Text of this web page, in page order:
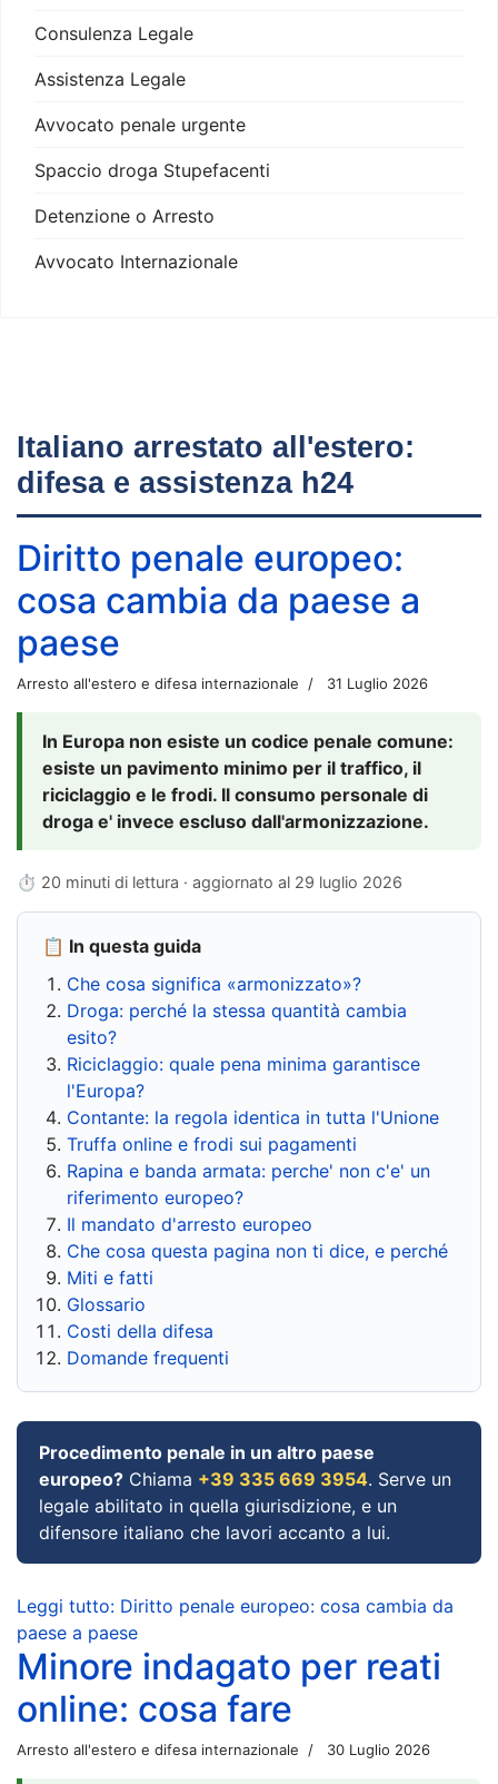
Consulenza Legale
Assistenza Legale
Avvocato penale urgente
Spaccio droga Stupefacenti
Detenzione o Arresto
Avvocato Internazionale
Italiano arrestato all'estero:
difesa e assistenza h24
Diritto penale europeo:
cosa cambia da paese a
paese
Arresto all'estero e difesa internazionale 31 Luglio 2026
In Europa non esiste un codice penale comune:
esiste un pavimento minimo per il traffico, il
riciclaggio e le frodi. Il consumo personale di
droga e' invece escluso dall'armonizzazione.
⏱ 20 minuti di lettura · aggiornato al 29 luglio 2026
📋 In questa guida
Che cosa significa «armonizzato»?
Droga: perché la stessa quantità cambia
esito?
Riciclaggio: quale pena minima garantisce
l'Europa?
Contante: la regola identica in tutta l'Unione
Truffa online e frodi sui pagamenti
Rapina e banda armata: perche' non c'e' un
riferimento europeo?
Il mandato d'arresto europeo
Che cosa questa pagina non ti dice, e perché
Miti e fatti
Glossario
Costi della difesa
Domande frequenti
Procedimento penale in un altro paese
europeo? Chiama +39 335 669 3954. Serve un
legale abilitato in quella giurisdizione, e un
difensore italiano che lavori accanto a lui.
Leggi tutto: Diritto penale europeo: cosa cambia da
paese a paese
Minore indagato per reati
online: cosa fare
Arresto all'estero e difesa internazionale 30 Luglio 2026